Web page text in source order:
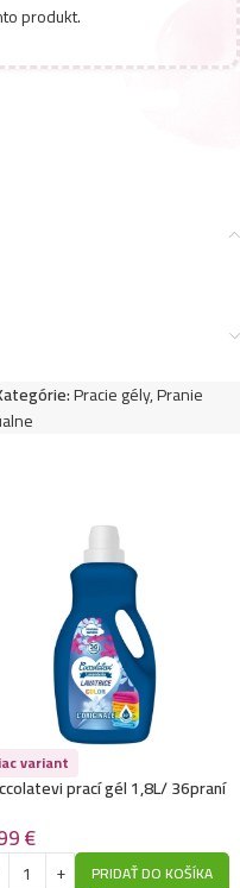
produkt.
Pracie gély,Pranie
variant
prací gél 1,8L/ 36praní
€
PRIDAŤ DO KOŠÍKA